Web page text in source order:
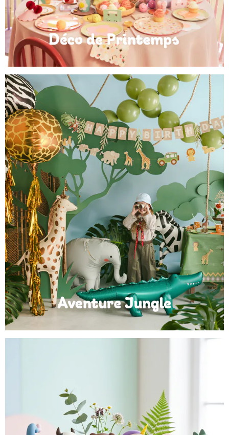
Déco de Printemps
Anniversaire Jungle et Savane